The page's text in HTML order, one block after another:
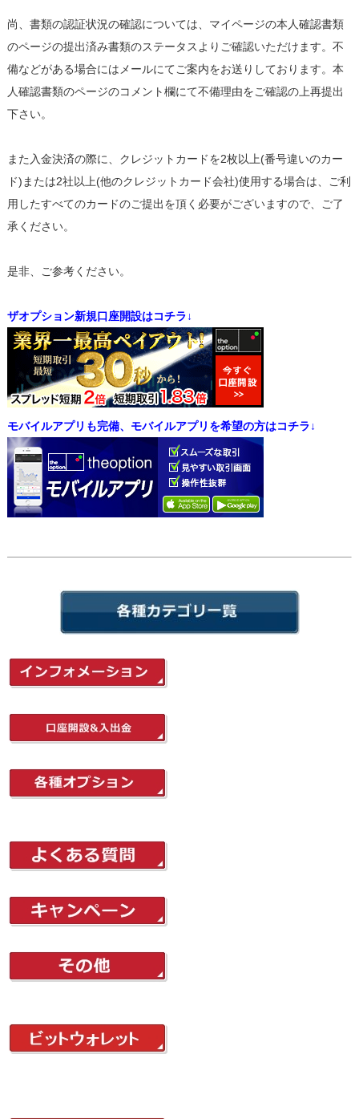
尚、書類の認証状況の確認については、マイページの本人確認書類
のページの提出済み書類のステータスよりご確認いただけます。不
備などがある場合にはメールにてご案内をお送りしております。本
人確認書類のページのコメント欄にて不備理由をご確認の上再提出
下さい。
また入金決済の際に、クレジットカードを2枚以上(番号違いのカー
ド)または2社以上(他のクレジットカード会社)使用する場合は、ご利
用したすべてのカードのご提出を頂く必要がございますので、ご了
承ください。
是非、ご参考ください。
ザオプション新規口座開設はコチラ↓
モバイルアプリも完備、モバイルアプリを希望の方はコチラ↓